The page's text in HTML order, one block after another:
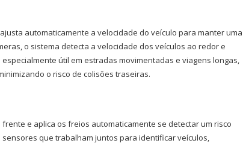
automaticamente a velocidade do veículo para manter uma
o sistema detecta a velocidade dos veículos ao redor e
útil em estradas movimentadas e viagens longas,
o risco de colisões traseiras.
e aplica os freios automaticamente se detectar um risco
que trabalham juntos para identificar veículos,